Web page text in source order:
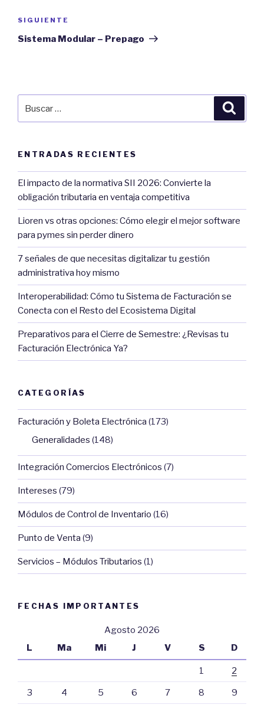
Next
Post
SIGUIENTE
Sistema Modular – Prepago
por:
ENTRADAS RECIENTES
El impacto de la normativa SII 2026: Convierte la
obligación tributaria en ventaja competitiva
Lioren vs otras opciones: Cómo elegir el mejor software
para pymes sin perder dinero
7 señales de que necesitas digitalizar tu gestión
administrativa hoy mismo
Interoperabilidad: Cómo tu Sistema de Facturación se
Conecta con el Resto del Ecosistema Digital
Preparativos para el Cierre de Semestre: ¿Revisas tu
Facturación Electrónica Ya?
CATEGORÍAS
Facturación y Boleta Electrónica (173)
Generalidades (148)
Integración Comercios Electrónicos (7)
Intereses (79)
Módulos de Control de Inventario (16)
Punto de Venta (9)
Servicios – Módulos Tributarios (1)
FECHAS IMPORTANTES
Agosto 2026
L
Ma Mi J V S D
1 2
3 4 5 6 7 8 9